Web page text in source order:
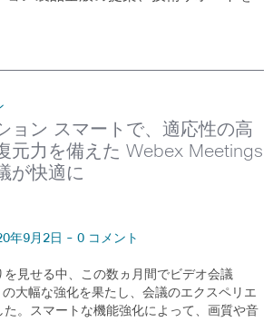
ョン スマートで、適応性の高
元力を備えた Webex Meetings
が快適に
年9月2日 - 0 コメント
を見せる中、この数ヵ月間でビデオ会議
大幅な強化を果たし、会議のエクスペリエ
た。スマートな機能強化によって、画質や音